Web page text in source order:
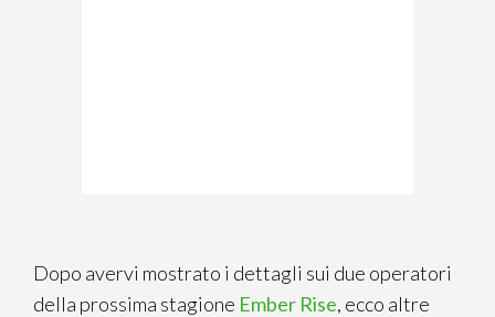
Dopo avervi mostrato i dettagli sui due operatori
della prossima stagione Ember Rise, ecco altre